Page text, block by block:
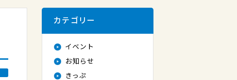
カテゴリー
イベント
お知らせ
きっぷ